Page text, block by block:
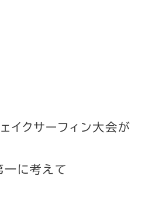
イクサーフィン大会が
に考えて